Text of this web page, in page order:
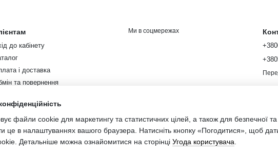
до кабінету
і доставка
та повернення
та статті
користувача
Ми в соцмережах
файли cookie для маркетингу та статистичних цілей, а також для безпечної
це в налаштуваннях вашого браузера. Натисніть кнопку «Погодитися», щоб
Детальніше можна ознайомитися на сторінці Угода користувача